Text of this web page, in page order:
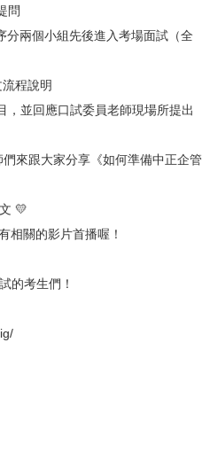
問
分兩個小組先後進入考場面試（全
程說明
，並回應口試委員老師現場所提出
來跟大家分享《如何準備中正企管
💛
相關的影片首播喔！
的考生們！